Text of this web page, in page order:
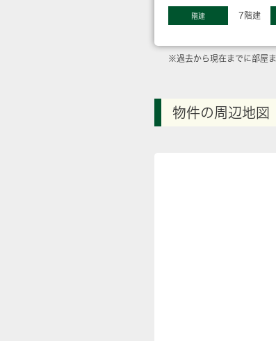
階建 7階建
※過去から現在までに部屋
物件の周辺地図